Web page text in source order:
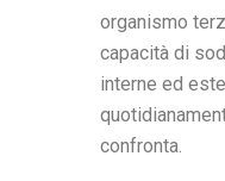
organismo
capacità di
interne ed
confronta.